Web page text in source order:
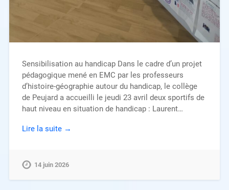
Sensibilisation au handicap Dans le cadre d’un projet
pédagogique mené en EMC par les professeurs
d’histoire-géographie autour du handicap, le collège
de Peujard a accueilli le jeudi 23 avril deux sportifs de
haut niveau en situation de handicap : Laurent…
Lire la suite →
14 juin 2026